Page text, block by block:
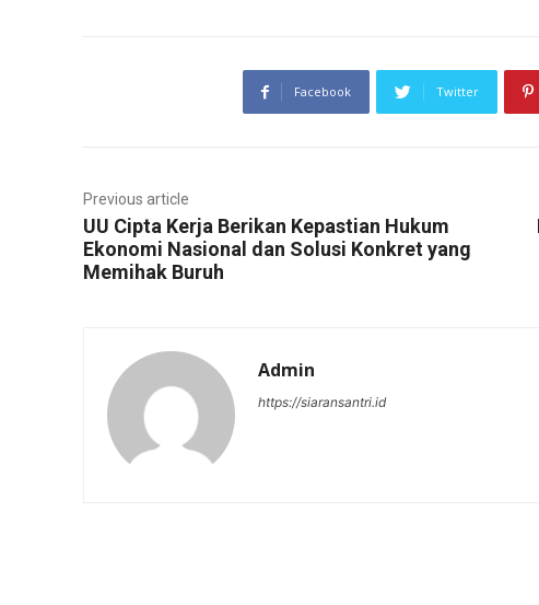
Facebook Twitter
Previous article
UU Cipta Kerja Berikan Kepastian Hukum
Ekonomi Nasional dan Solusi Konkret yang
Memihak Buruh
Admin
https://siaransantri.id